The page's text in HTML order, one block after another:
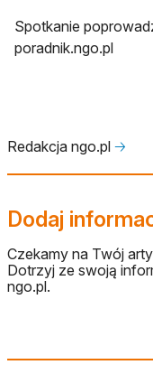
Spotkanie
poradnik.ngo.pl
Redakcja ngo.pl 🡢
Dodaj
Czekamy na Twój
Dotrzyj ze swoją
ngo.pl.